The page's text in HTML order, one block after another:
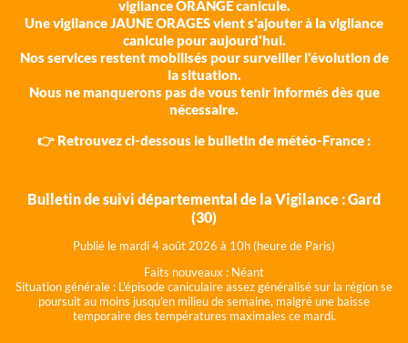
vigilance ORANGE canicule.
Une vigilance JAUNE ORAGES vient s'ajouter à la vigilance
canicule pour aujourd'hui.
Nos services restent mobilisés pour surveiller l'évolution de
la situation.
Nous ne manquerons pas de vous tenir informés dès que
nécessaire.
👉 Retrouvez ci-dessous le bulletin de météo-France :
Bulletin de suivi départemental de la Vigilance : Gard
(30)
Publié le mardi 4 août 2026 à 10h (heure de Paris)
Faits nouveaux : Néant
Situation générale : L'épisode caniculaire assez généralisé sur la région se
poursuit au moins jusqu'en milieu de semaine, malgré une baisse
temporaire des températures maximales ce mardi.